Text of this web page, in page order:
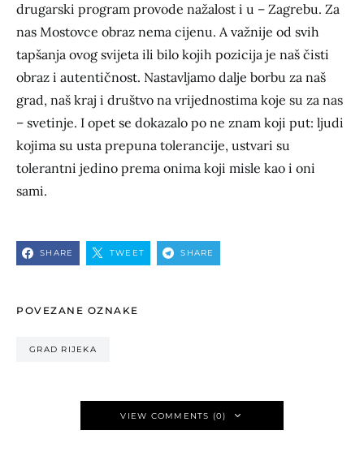
drugarski program provode nažalost i u – Zagrebu. Za
nas Mostovce obraz nema cijenu. A važnije od svih
tapšanja ovog svijeta ili bilo kojih pozicija je naš čisti
obraz i autentičnost. Nastavljamo dalje borbu za naš
grad, naš kraj i društvo na vrijednostima koje su za nas
– svetinje. I opet se dokazalo po ne znam koji put: ljudi
kojima su usta prepuna tolerancije, ustvari su
tolerantni jedino prema onima koji misle kao i oni
sami.
SHARE TWEET SHARE
POVEZANE OZNAKE
GRAD RIJEKA
VIEW COMMENTS (0)